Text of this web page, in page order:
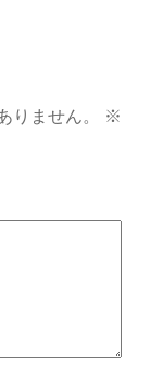
りません。
※